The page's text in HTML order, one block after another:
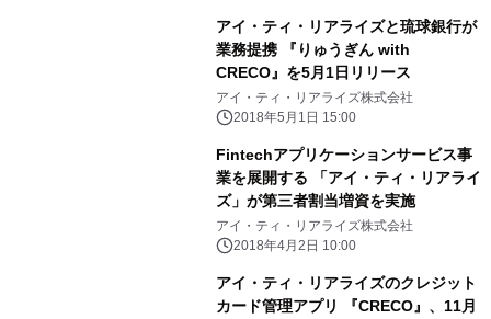
アイ・ティ・リアライズと琉球銀行が
業務提携 『りゅうぎん with
CRECO』を5月1日リリース
アイ・ティ・リアライズ株式会社
2018年5月1日 15:00
Fintechアプリケーションサービス事
業を展開する 「アイ・ティ・リアライ
ズ」が第三者割当増資を実施
アイ・ティ・リアライズ株式会社
2018年4月2日 10:00
アイ・ティ・リアライズのクレジット
カード管理アプリ 『CRECO』、11月